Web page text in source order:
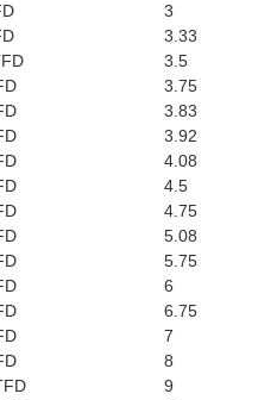
3
3.33
3.5
3.75
3.83
3.92
4.08
4.5
4.75
5.08
5.75
6
6.75
7
8
9